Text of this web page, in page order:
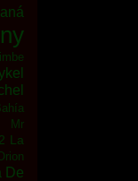
Mr
La
De